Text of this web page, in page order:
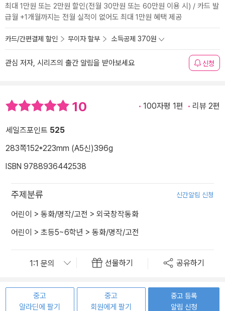
최대 1만원 또는 2만원 할인(전월 30만원 또는 60만원 이용 시) / 카드 발
급월 +1개월까지는 전월 실적이 없어도 최대 1만원 혜택 제공
카드/간편결제 할인 무이자 할부 소득공제 370원
관심 저자, 시리즈의 출간 알림을 받아보세요 신청
10 100자평 1편 리뷰 2편
세일즈포인트 525
283쪽152*223mm (A5신)396g
ISBN 9788936442538
주제분류 신간알림 신청
어린이 > 동화/명작/고전 > 외국창작동화
어린이 > 초등5~6학년 > 동화/명작/고전
선물하기 공유하기
중고
알라딘에 팔기
중고
회원에게 팔기
중고 등록
알림 신청